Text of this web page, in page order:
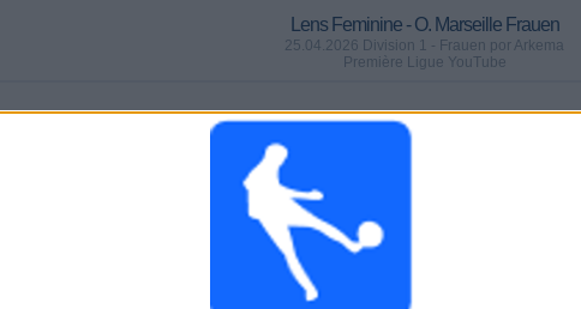
Lens Feminine - O. Marseille Frauen
25.04.2026 Division 1 - Frauen por Arkema
Première Ligue YouTube
1
AUFEINANDERFOLGENDE
PAY-TV-SPIELE
GESAMT